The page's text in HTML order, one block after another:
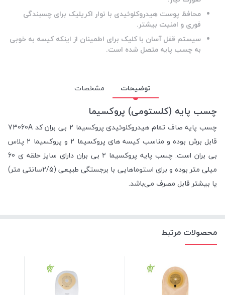
محافظ پوست هیدروکلوئیدی با نوار اکریلیک برای چسبندگی
فوری و امنیت بیشتر.
سیستم قفل آسان با کلیک برای اطمینان از اینکه کیسه به خوبی
به چسب پایه متصل شده است.
توضیحات مشخصات
چسب پایه (کلستومی) پروکسیما
چسب پایه صاف تمام هیدروکلوئیدی پروکسیما ۲ بی بران کد 73060A
قابل برش بوده و مناسب کیسه های پروکسیما ۲ و پروکسیما ۲ پلاس
بی بران است. چسب پایه پروکسیما ۲ بی بران دارای سایز حلقه ی 60
میلی متر بوده و برای استوماهایی با برجستگی طبیعی (2/5سانتی متر)
یا بیشتر قابل مصرف می‌باشد.
محصولات مرتبط